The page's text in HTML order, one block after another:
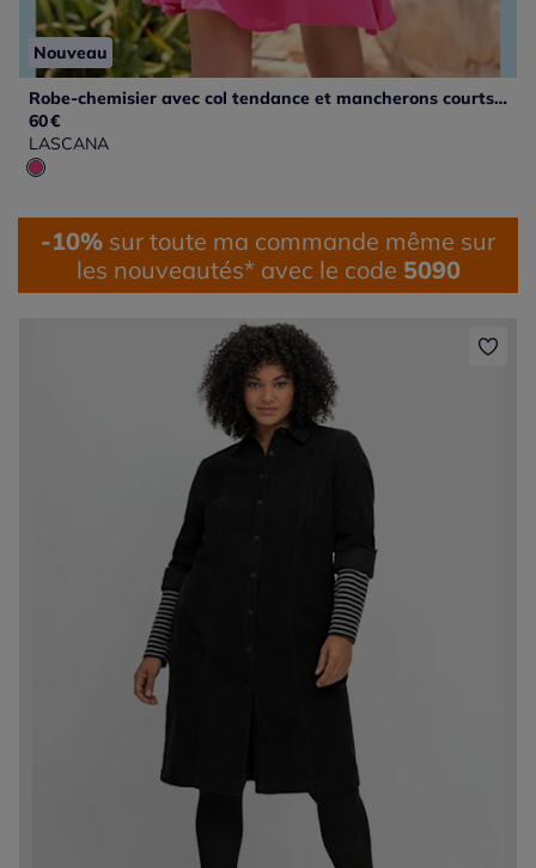
Nouveau
Robe-chemisier avec col tendance et mancherons courts à patte de boutonnage
60€
LASCANA
-10% sur toute ma commande même sur
les nouveautés* avec le code 5090